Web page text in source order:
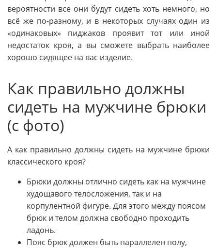
вероятности все они будут сидеть хоть немного, но
всё же по-разному, и в некоторых случаях один из
«одинаковых» пиджаков проявит тот или иной
недостаток кроя, а вы сможете выбрать наиболее
хорошо сидящее на вас изделие.
Как правильно должны
сидеть на мужчине брюки
(с фото)
А как правильно должны сидеть на мужчине брюки
классического кроя?
Брюки должны отлично сидеть как на мужчине
худощавого телосложения, так и на
корпулентной фигуре. Для этого между поясом
брюк и телом должна свободно проходить
ладонь.
Пояс брюк должен быть параллелен полу,